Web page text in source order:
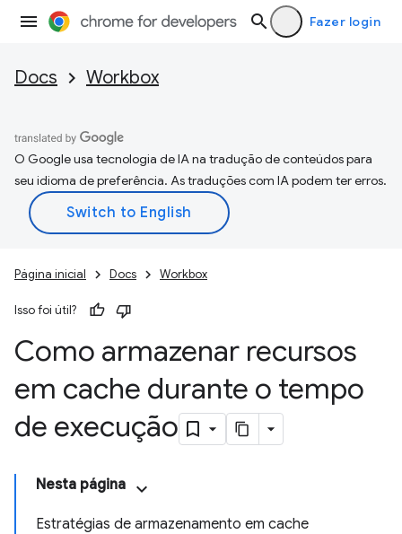
Fazer login
Docs Workbox
O Google usa tecnologia de IA na tradução de conteúdos para
seu idioma de preferência. As traduções com IA podem ter erros.
Página inicial Docs Workbox
Isso foi útil?
Como armazenar recursos
em cache durante o tempo
de execução
Nesta página
Estratégias de armazenamento em cache